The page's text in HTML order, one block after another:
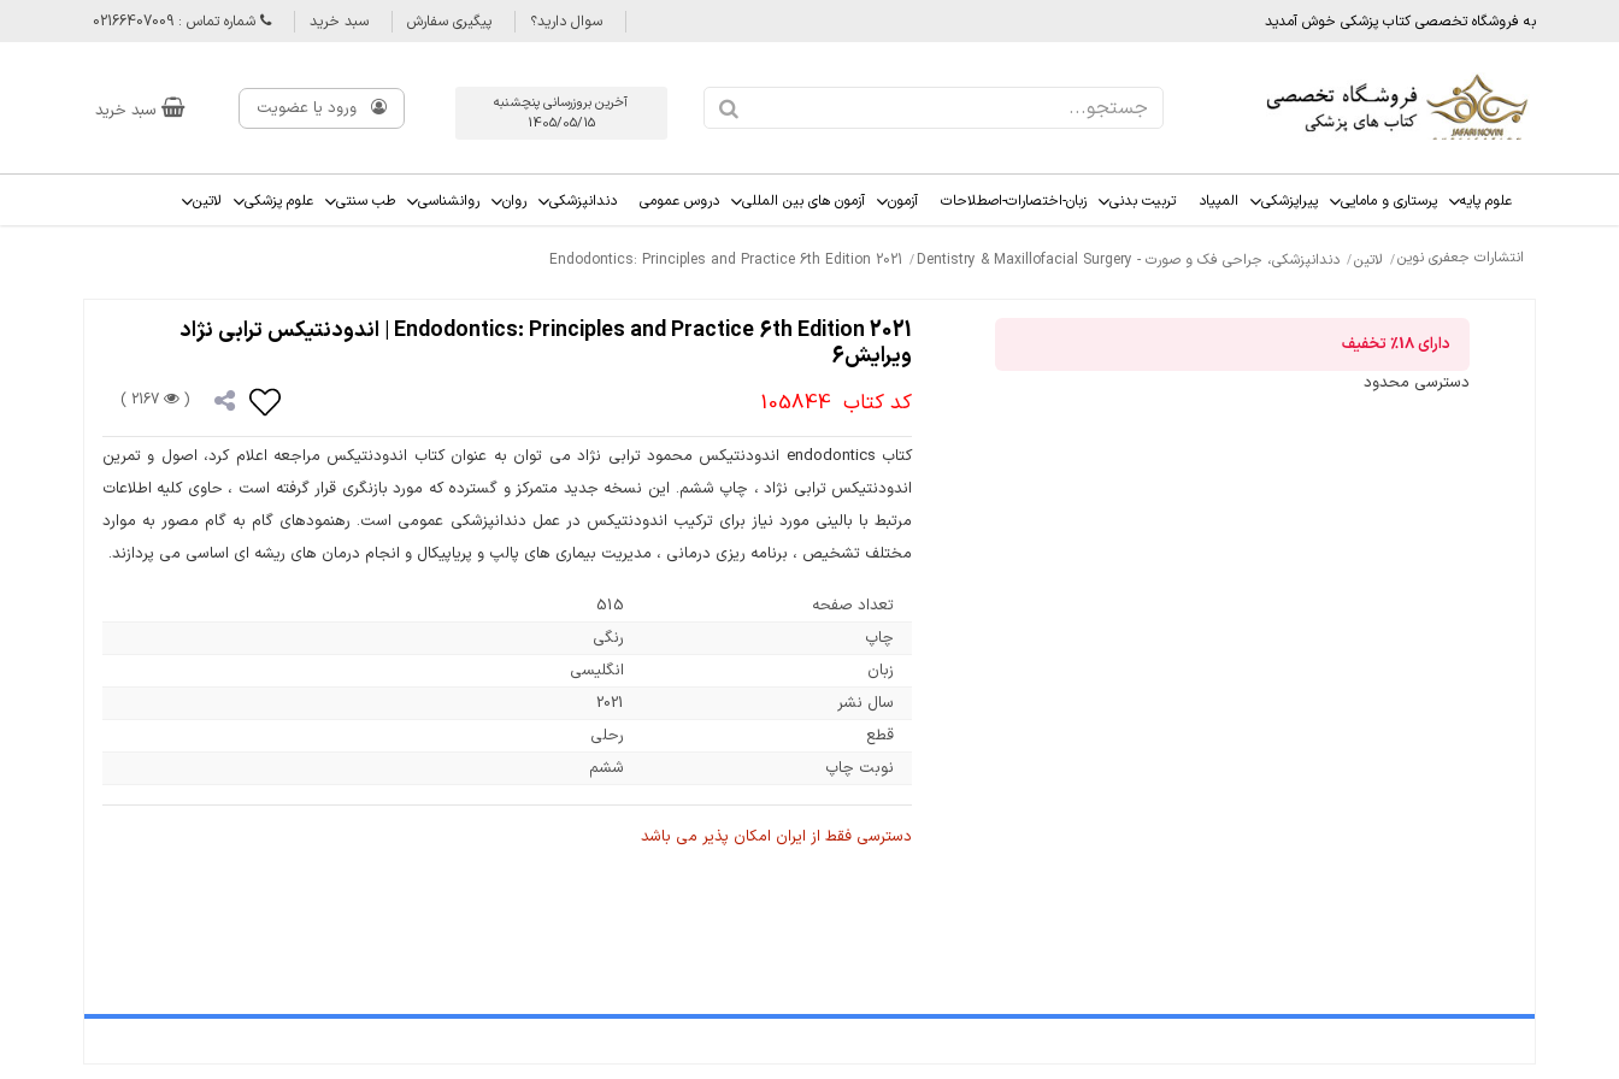
به فروشگاه تخصصی کتاب پزشکی خوش آمدید سوال دارید؟ پیگیری سفارش سبد خرید شماره تماس : 02166407009
آخرین بروزرسانی پنچشنبه
1405/05/15
ورود یا عضویت سبد خرید
علوم پایه پرستاری و مامایی پیراپزشکی المپیاد تربیت بدنی زبان-اختصارات-اصطلاحات آزمون آزمون های بین المللی دروس عمومی دندانپزشکی روان روانشناسی طب سنتی علوم پزشکی لاتین
انتشارات جعفری نوین لاتین دندانپزشکی، جراحی فک و صورت - Dentistry & Maxillofacial Surgery Endodontics: Principles and Practice 6th Edition 2021
دارای18% تخفیف
دسترسی محدود
Endodontics: Principles and Practice 6th Edition 2021 | اندودنتیکس ترابی نژاد
ویرایش6
کد کتاب 105844
(
2167 )
کتاب endodontics اندودنتیکس محمود ترابی نژاد می توان به عنوان کتاب اندودنتیکس مراجعه اعلام کرد، اصول و تمرین
اندودنتیکس ترابی نژاد ، چاپ ششم. این نسخه جدید متمرکز و گسترده که مورد بازنگری قرار گرفته است ، حاوی کلیه اطلاعات
مرتبط با بالینی مورد نیاز برای ترکیب اندودنتیکس در عمل دندانپزشکی عمومی است. رهنمودهای گام به گام مصور به موارد
مختلف تشخیص ، برنامه ریزی درمانی ، مدیریت بیماری های پالپ و پریاپیکال و انجام درمان های ریشه ای اساسی می پردازند.
تعداد صفحه
515
چاپ
رنگی
زبان
انگلیسی
سال نشر
2021
قطع
رحلی
نوبت چاپ
ششم
دسترسی فقط از ایران امکان پذیر می باشد